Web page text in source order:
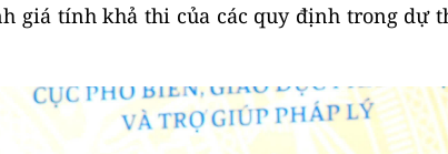
giá tính khả thi của các quy định trong dự